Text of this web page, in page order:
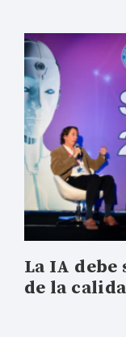
La IA
de la